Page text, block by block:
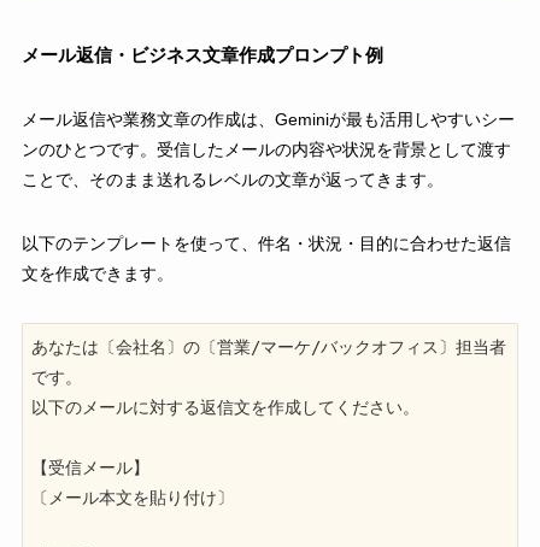
メール返信・ビジネス文章作成プロンプト例
メール返信や業務文章の作成は、Geminiが最も活用しやすいシー
ンのひとつです。受信したメールの内容や状況を背景として渡す
ことで、そのまま送れるレベルの文章が返ってきます。
以下のテンプレートを使って、件名・状況・目的に合わせた返信
文を作成できます。
あなたは〔会社名〕の〔営業/マーケ/バックオフィス〕担当者
です。
以下のメールに対する返信文を作成してください。
【受信メール】
〔メール本文を貼り付け〕